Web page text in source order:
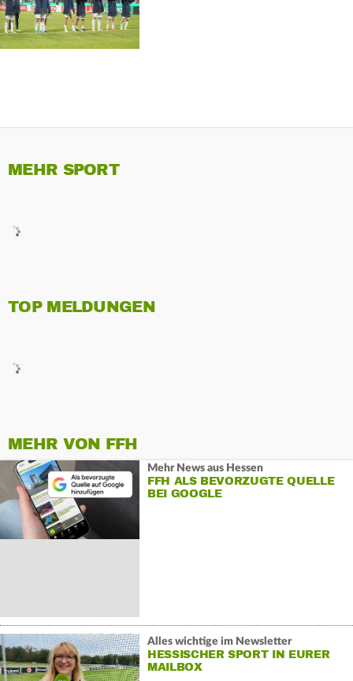
MEHR SPORT
TOP MELDUNGEN
MEHR VON FFH
Mehr News aus Hessen
FFH ALS BEVORZUGTE QUELLE
BEI GOOGLE
Alles wichtige im Newsletter
HESSISCHER SPORT IN EURER
MAILBOX